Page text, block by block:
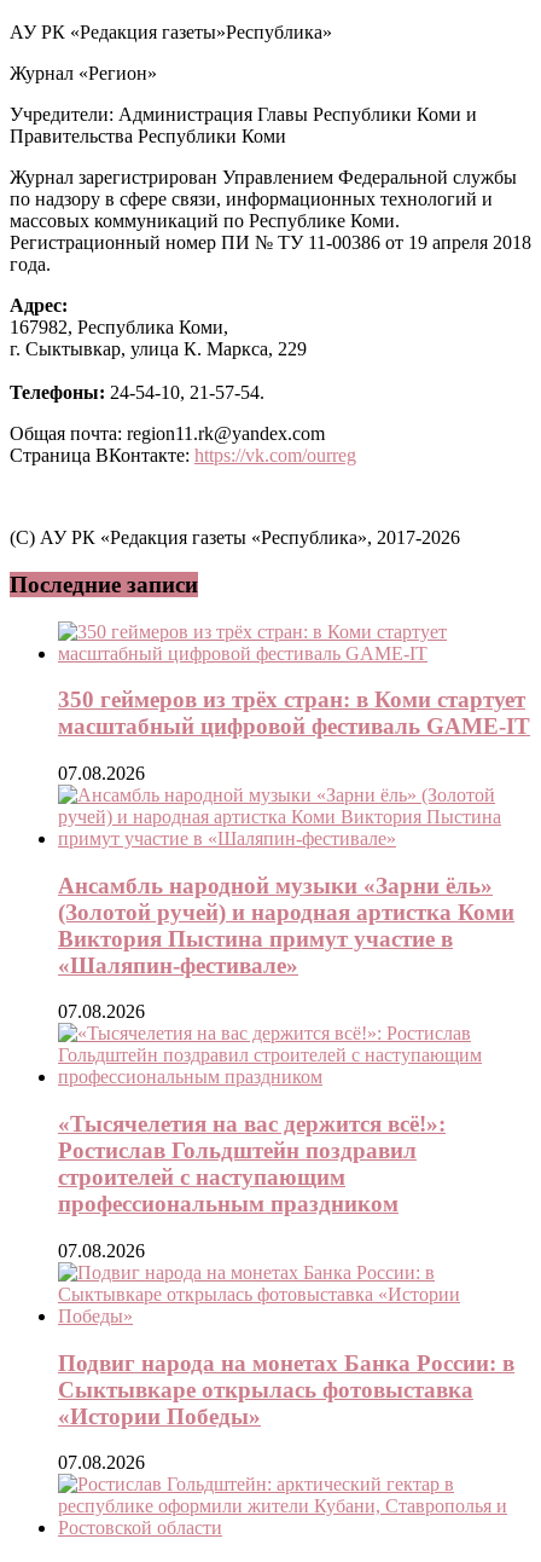
АУ РК «Редакция газеты»Республика»
Журнал «Регион»
Учредители: Администрация Главы Республики Коми и
Правительства Республики Коми
Журнал зарегистрирован Управлением Федеральной службы
по надзору в сфере связи, информационных технологий и
массовых коммуникаций по Республике Коми.
Регистрационный номер ПИ № ТУ 11-00386 от 19 апреля 2018
года.
Адрес:
167982, Республика Коми,
г. Сыктывкар, улица К. Маркса, 229
Телефоны: 24-54-10, 21-57-54.
Общая почта: region11.rk@yandex.com
Страница ВКонтакте: https://vk.com/ourreg
(C) АУ РК «Редакция газеты «Республика», 2017-2026
Последние записи
350 геймеров из трёх стран: в Коми стартует
масштабный цифровой фестиваль GAME-IT
07.08.2026
Ансамбль народной музыки «Зарни ёль»
(Золотой ручей) и народная артистка Коми
Виктория Пыстина примут участие в
«Шаляпин-фестивале»
07.08.2026
«Тысячелетия на вас держится всё!»:
Ростислав Гольдштейн поздравил
строителей с наступающим
профессиональным праздником
07.08.2026
Подвиг народа на монетах Банка России: в
Сыктывкаре открылась фотовыставка
«Истории Победы»
07.08.2026